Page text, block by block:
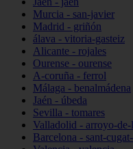
Murcia - san-javier
Madrid - griñón
álava - vitoria-gasteiz
Alicante - rojales
Ourense - ourense
A-coruña - ferrol
Málaga - benalmádena
Jaén - úbeda
Sevilla - tomares
Valladolid - arroyo-de-
Barcelona - sant-